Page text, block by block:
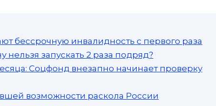
бессрочную инвалидность с первого раза
запускать 2 раза подряд?
Соцфонд внезапно начинает проверку
возможности раскола России